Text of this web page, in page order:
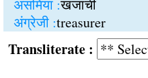
असमिया :खजांची
अंग्रेजी :treasurer
: